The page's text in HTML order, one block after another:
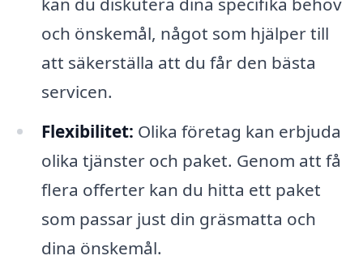
och önskemål, något som hjälper till
att säkerställa att du får den bästa
servicen.
Flexibilitet: Olika företag kan erbjuda
olika tjänster och paket. Genom att få
flera offerter kan du hitta ett paket
som passar just din gräsmatta och
dina önskemål.